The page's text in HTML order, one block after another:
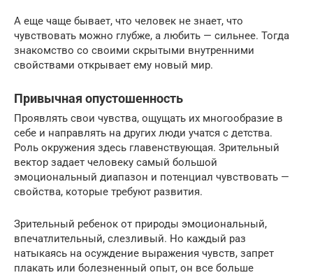
А еще чаще бывает, что человек не знает, что
чувствовать можно глубже, а любить — сильнее. Тогда
знакомство со своими скрытыми внутренними
свойствами открывает ему новый мир.
Привычная опустошенность
Проявлять свои чувства, ощущать их многообразие в
себе и направлять на других люди учатся с детства.
Роль окружения здесь главенствующая. Зрительный
вектор задает человеку самый большой
эмоциональный диапазон и потенциал чувствовать —
свойства, которые требуют развития.
Зрительный ребенок от природы эмоциональный,
впечатлительный, слезливый. Но каждый раз
натыкаясь на осуждение выражения чувств, запрет
плакать или болезненный опыт, он все больше